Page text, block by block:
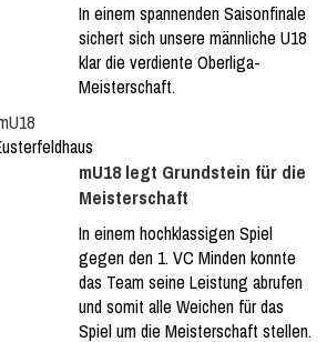
In einem spannenden Saisonfinale
sichert sich unsere männliche U18
klar die verdiente Oberliga-
Meisterschaft.
mU18 legt Grundstein für die
Meisterschaft
In einem hochklassigen Spiel
gegen den 1. VC Minden konnte
das Team seine Leistung abrufen
und somit alle Weichen für das
Spiel um die Meisterschaft stellen.